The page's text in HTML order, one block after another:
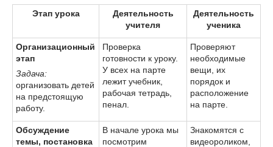
Этап урока
Деятельность
учителя
Деятельность
ученика
Организационный
этап
Задача:
организовать детей
на предстоящую
работу.
Проверка
готовности к уроку.
У всех на парте
лежит учебник,
рабочая тетрадь,
пенал.
Проверяют
необходимые
вещи, их
порядок и
расположение
на парте.
Обсуждение
темы, постановка
В начале урока мы
посмотрим
Знакомятся с
видеороликом,